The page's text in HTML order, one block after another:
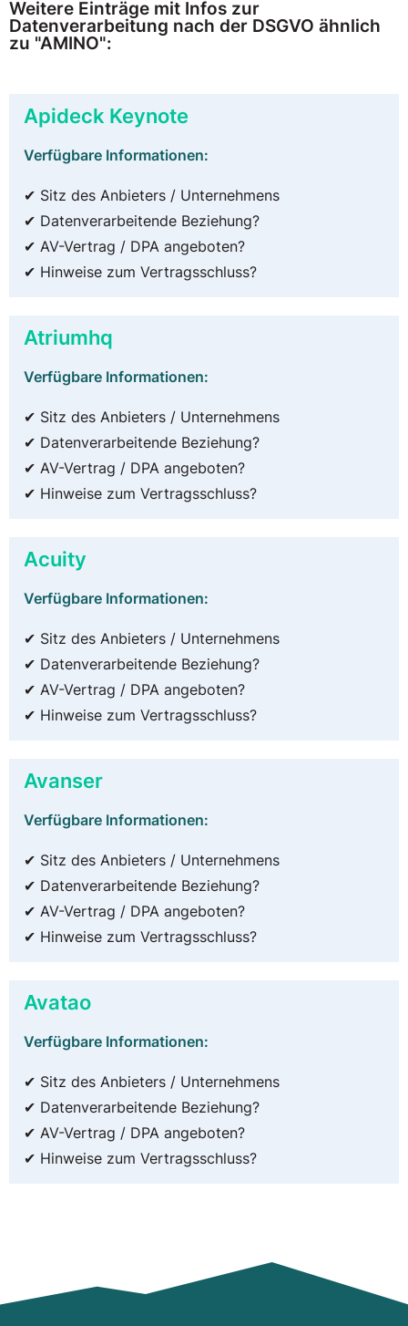
Weitere Einträge mit Infos zur
Datenverarbeitung nach der DSGVO ähnlich
zu "AMINO":
Apideck Keynote
Verfügbare Informationen:
✔ Sitz des Anbieters / Unternehmens
✔ Datenverarbeitende Beziehung?
✔ AV-Vertrag / DPA angeboten?
✔ Hinweise zum Vertragsschluss?
Atriumhq
Verfügbare Informationen:
✔ Sitz des Anbieters / Unternehmens
✔ Datenverarbeitende Beziehung?
✔ AV-Vertrag / DPA angeboten?
✔ Hinweise zum Vertragsschluss?
Acuity
Verfügbare Informationen:
✔ Sitz des Anbieters / Unternehmens
✔ Datenverarbeitende Beziehung?
✔ AV-Vertrag / DPA angeboten?
✔ Hinweise zum Vertragsschluss?
Avanser
Verfügbare Informationen:
✔ Sitz des Anbieters / Unternehmens
✔ Datenverarbeitende Beziehung?
✔ AV-Vertrag / DPA angeboten?
✔ Hinweise zum Vertragsschluss?
Avatao
Verfügbare Informationen:
✔ Sitz des Anbieters / Unternehmens
✔ Datenverarbeitende Beziehung?
✔ AV-Vertrag / DPA angeboten?
✔ Hinweise zum Vertragsschluss?